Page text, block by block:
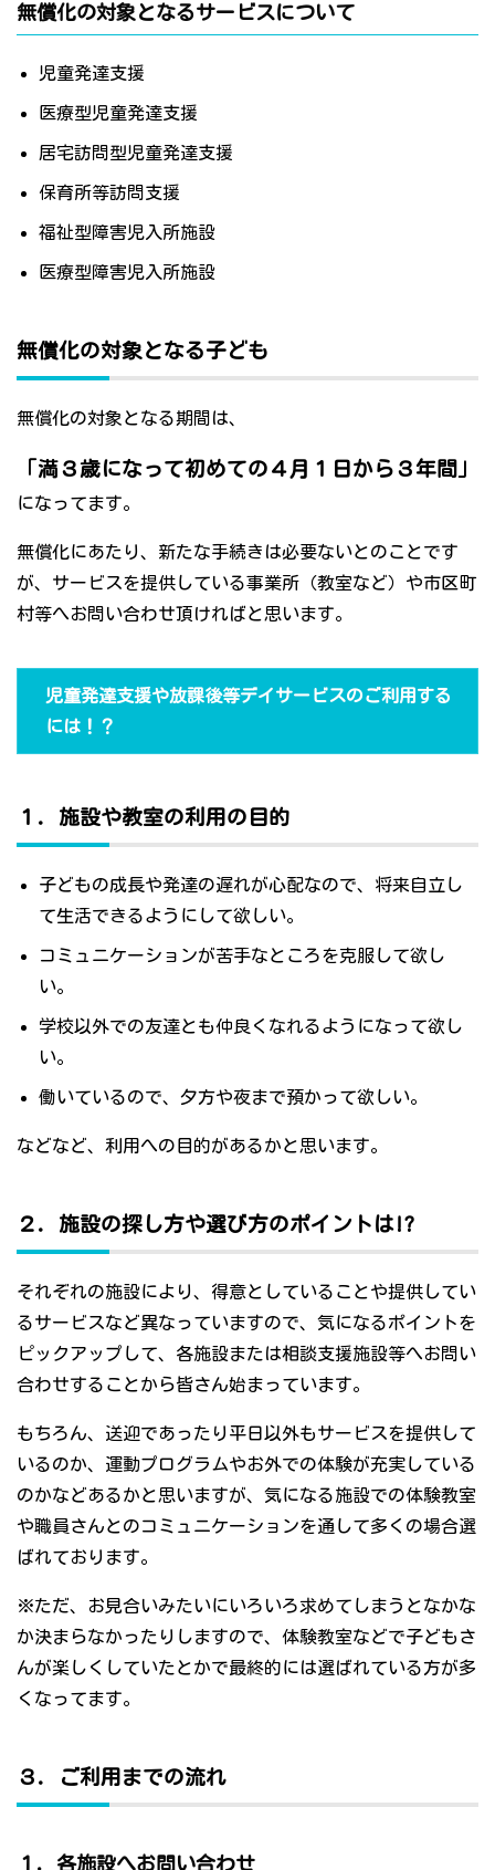
無償化の対象となるサービスについて
児童発達支援
医療型児童発達支援
居宅訪問型児童発達支援
保育所等訪問支援
福祉型障害児入所施設
医療型障害児入所施設
無償化の対象となる子ども
無償化の対象となる期間は、
「満３歳になって初めての４月１日から３年間」
になってます。
無償化にあたり、新たな手続きは必要ないとのことです
が、サービスを提供している事業所（教室など）や市区町
村等へお問い合わせ頂ければと思います。
児童発達支援や放課後等デイサービスのご利用する
には！？
１．施設や教室の利用の目的
子どもの成長や発達の遅れが心配なので、将来自立し
て生活できるようにして欲しい。
コミュニケーションが苦手なところを克服して欲し
い。
学校以外での友達とも仲良くなれるようになって欲し
い。
働いているので、夕方や夜まで預かって欲しい。
などなど、利用への目的があるかと思います。
２．施設の探し方や選び方のポイントは!?
それぞれの施設により、得意としていることや提供してい
るサービスなど異なっていますので、気になるポイントを
ピックアップして、各施設または相談支援施設等へお問い
合わせすることから皆さん始まっています。
もちろん、送迎であったり平日以外もサービスを提供して
いるのか、運動プログラムやお外での体験が充実している
のかなどあるかと思いますが、気になる施設での体験教室
や職員さんとのコミュニケーションを通して多くの場合選
ばれております。
※ただ、お見合いみたいにいろいろ求めてしまうとなかな
か決まらなかったりしますので、体験教室などで子どもさ
んが楽しくしていたとかで最終的には選ばれている方が多
くなってます。
３．ご利用までの流れ
１．各施設へお問い合わせ